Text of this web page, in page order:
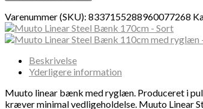
Varenummer (SKU): 8337155288960077268
Beskrivelse
Yderligere information
Muuto linear bænk med ryglæn. Produceret i
kræver minimal vedligeholdelse. Muuto Linear